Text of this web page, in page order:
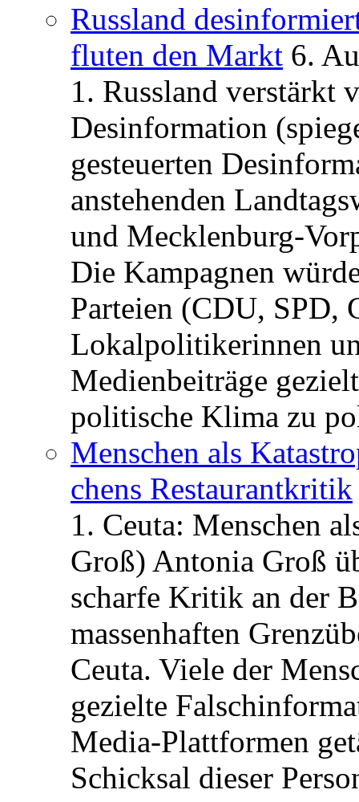
Russland
fluten den Markt 6.
1. Russland verstärkt
Desinformation
gesteuerten
anstehenden
und Mecklenburg-
Die Kampagnen
Parteien (CDU, SPD,
Lokalpolitikerinnen
Medienbeiträge
politische Klima zu
Menschen als
chens Restau­rant­kritik
1. Ceuta: Menschen
Groß) Antonia Groß
scharfe Kritik an der
massenhaften
Ceuta. Viele der
gezielte
Media-Plattformen
Schicksal dieser